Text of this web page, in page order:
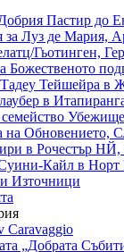
Пастир до
за Луз де Мария,
Гьотинген,
Тейшейра в
в
семейство
на Обновението,
в Рочестър
Кайл в
Източници
Caravaggio
„Добрата